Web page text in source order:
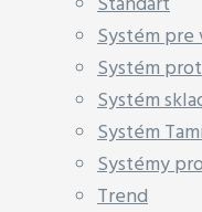
Systém
Systém
Systém
Systém
Systémy
Trend